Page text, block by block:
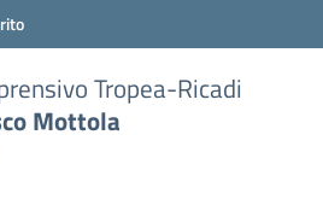
Tropea-Ricadi
Mottola